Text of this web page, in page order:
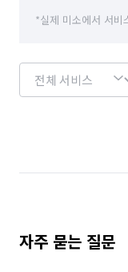
*실제 미소에서 서비
자주 묻는 질문